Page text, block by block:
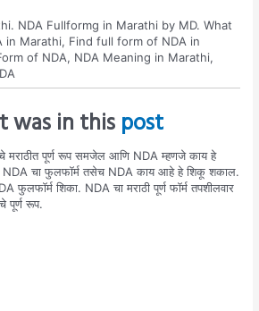
NDA Fullformg in Marathi by MD. What
in Marathi, Find full form of NDA in
of NDA, NDA Meaning in Marathi,
was in thispost
चे मराठीत पूर्ण रूप समजेल आणि NDA म्हणजे काय हे
NDA चा फुलफॉर्म तसेच NDA काय आहे हे शिकू शकाल.
फुलफॉर्म शिका. NDA चा मराठी पूर्ण फॉर्म तपशीलवार
पूर्ण रूप.